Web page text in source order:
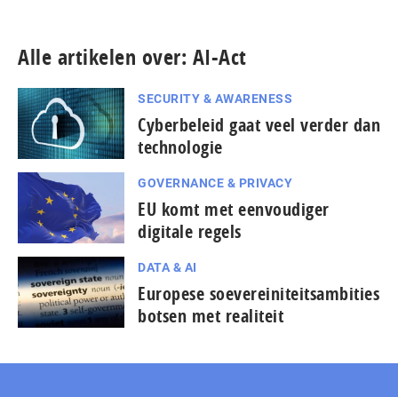
Alle artikelen over: AI-Act
SECURITY & AWARENESS
Cyberbeleid gaat veel verder dan
technologie
GOVERNANCE & PRIVACY
EU komt met eenvoudiger
digitale regels
DATA & AI
Europese soevereiniteitsambities
botsen met realiteit